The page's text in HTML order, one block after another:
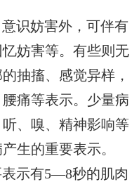
识妨害外，可伴有
妨害等。有些则无
抽搐、感觉异样，
痛等表示。少量病
、嗅、精神影响等
生的重要表示。
示有5—8秒的肌肉